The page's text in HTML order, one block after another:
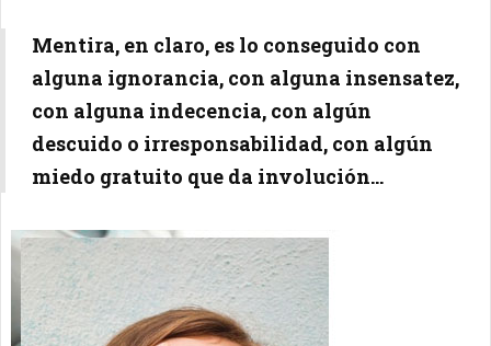
Mentira, en claro, es lo conseguido con
alguna ignorancia, con alguna insensatez,
con alguna indecencia, con algún
descuido o irresponsabilidad, con algún
miedo gratuito que da involución...